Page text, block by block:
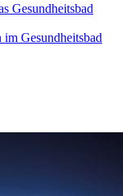
Gesundheitsbad
Gesundheitsbad